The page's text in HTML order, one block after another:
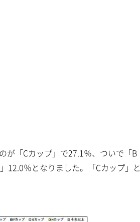
が「Cカップ」で27.1％、ついで「B
12.0％となりました。「Cカップ」と